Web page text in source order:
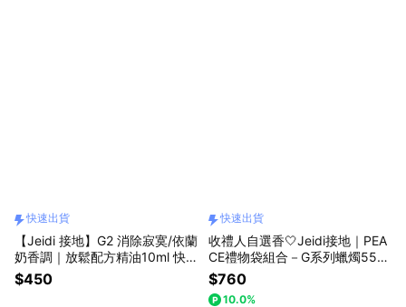
快速出貨
【Jeidi 接地】G2 消除寂寞/依蘭
奶香調｜放鬆配方精油10ml 快
速出貨
$450
快速出貨
收禮人自選香🤍Jeidi接地｜PEA
CE禮物袋組合－G系列蠟燭55g
&放鬆噴霧50ml（客製化卡片／
暖心送禮／快速出貨）
$760
10.0%